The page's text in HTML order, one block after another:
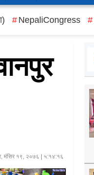
NepaliCongress
मंसिर १९, २०७६ | ५:१४:१६